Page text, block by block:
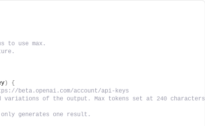
to use max.
)
{
beta.openai.com/account/api-keys
variations of the output. Max tokens set at 240 characters
generates one result.